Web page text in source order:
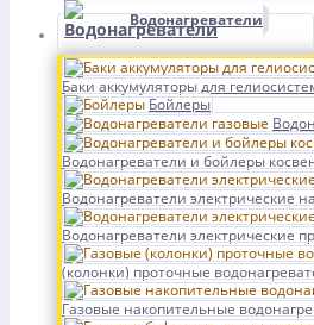
Водонагреватели
Баки аккумуляторы для
Бойлеры
Водонагреватели и бойлеры
Водонагреватели электрические
Водонагреватели электрические
(колонки) проточные
Газовые накопительные